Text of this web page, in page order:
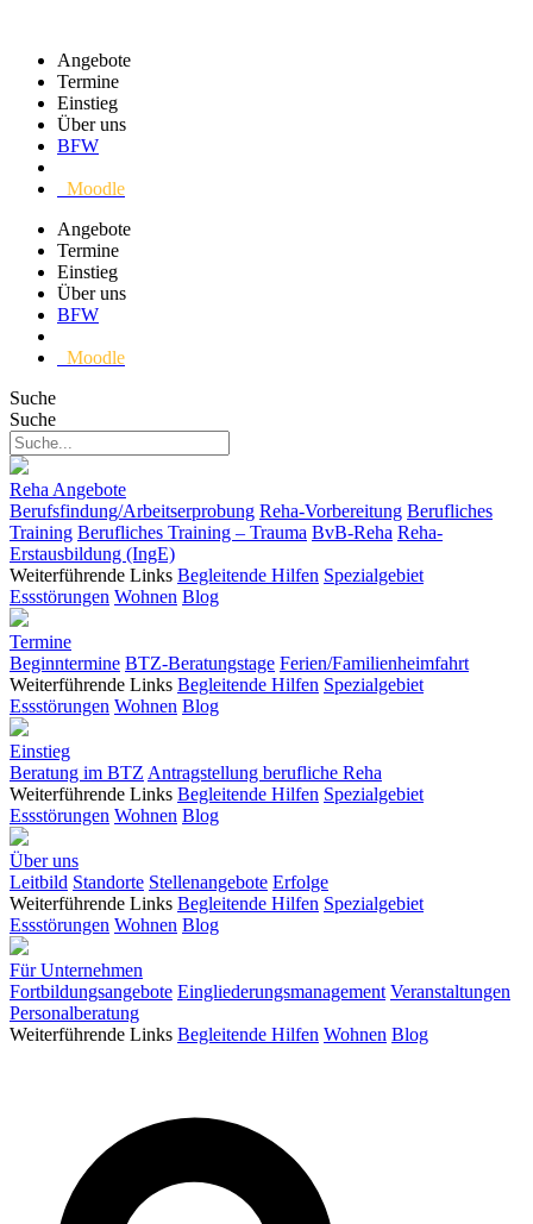
Angebote
Termine
Einstieg
Über uns
BFW
Moodle
Angebote
Termine
Einstieg
Über uns
BFW
Moodle
Suche
Suche
Reha Angebote
Berufsfindung/Arbeitserprobung Reha-Vorbereitung Berufliches
Training Berufliches Training – Trauma BvB-Reha Reha-
Erstausbildung (IngE)
Weiterführende Links Begleitende Hilfen Spezialgebiet
Essstörungen Wohnen Blog
Termine
Beginntermine BTZ-Beratungstage Ferien/Familienheimfahrt
Weiterführende Links Begleitende Hilfen Spezialgebiet
Essstörungen Wohnen Blog
Einstieg
Beratung im BTZ Antragstellung berufliche Reha
Weiterführende Links Begleitende Hilfen Spezialgebiet
Essstörungen Wohnen Blog
Über uns
Leitbild Standorte Stellenangebote Erfolge
Weiterführende Links Begleitende Hilfen Spezialgebiet
Essstörungen Wohnen Blog
Für Unternehmen
Fortbildungsangebote Eingliederungsmanagement Veranstaltungen
Personalberatung
Weiterführende Links Begleitende Hilfen Wohnen Blog